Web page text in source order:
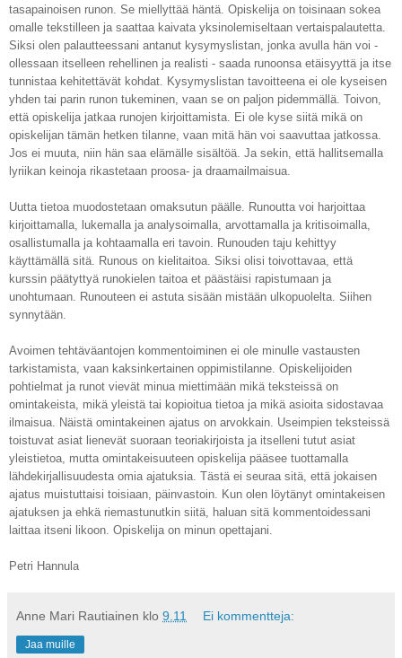
tasapainoisen runon. Se miellyttää häntä. Opiskelija on toisinaan sokea
omalle tekstilleen ja saattaa kaivata yksinolemiseltaan vertaispalautetta.
Siksi olen palautteessani antanut kysymyslistan, jonka avulla hän voi -
ollessaan itselleen rehellinen ja realisti - saada runoonsa etäisyyttä ja itse
tunnistaa kehitettävät kohdat. Kysymyslistan tavoitteena ei ole kyseisen
yhden tai parin runon tukeminen, vaan se on paljon pidemmällä. Toivon,
että opiskelija jatkaa runojen kirjoittamista. Ei ole kyse siitä mikä on
opiskelijan tämän hetken tilanne, vaan mitä hän voi saavuttaa jatkossa.
Jos ei muuta, niin hän saa elämälle sisältöä. Ja sekin, että hallitsemalla
lyriikan keinoja rikastetaan proosa- ja draamailmaisua.
Uutta tietoa muodostetaan omaksutun päälle. Runoutta voi harjoittaa
kirjoittamalla, lukemalla ja analysoimalla, arvottamalla ja kritisoimalla,
osallistumalla ja kohtaamalla eri tavoin. Runouden taju kehittyy
käyttämällä sitä. Runous on kielitaitoa. Siksi olisi toivottavaa, että
kurssin päätyttyä runokielen taitoa et päästäisi rapistumaan ja
unohtumaan. Runouteen ei astuta sisään mistään ulkopuolelta. Siihen
synnytään.
Avoimen tehtäväantojen kommentoiminen ei ole minulle vastausten
tarkistamista, vaan kaksinkertainen oppimistilanne. Opiskelijoiden
pohtielmat ja runot vievät minua miettimään mikä teksteissä on
omintakeista, mikä yleistä tai kopioitua tietoa ja mikä asioita sidostavaa
ilmaisua. Näistä omintakeinen ajatus on arvokkain. Useimpien teksteissä
toistuvat asiat lienevät suoraan teoriakirjoista ja itselleni tutut asiat
yleistietoa, mutta omintakeisuuteen opiskelija pääsee tuottamalla
lähdekirjallisuudesta omia ajatuksia. Tästä ei seuraa sitä, että jokaisen
ajatus muistuttaisi toisiaan, päinvastoin. Kun olen löytänyt omintakeisen
ajatuksen ja ehkä riemastunutkin siitä, haluan sitä kommentoidessani
laittaa itseni likoon. Opiskelija on minun opettajani.
Petri Hannula
Anne Mari Rautiainen klo 9.11 Ei kommentteja:
Jaa muille